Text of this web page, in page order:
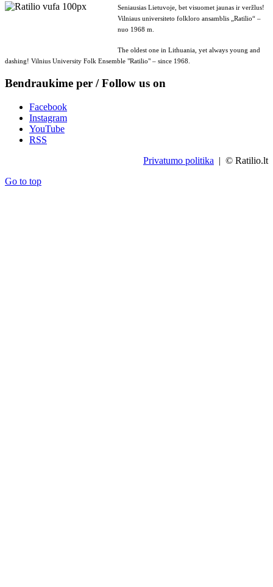
Seniausias Lietuvoje, bet visuomet jaunas ir veržlus!
Vilniaus universiteto folkloro ansamblis „Ratilio“ –
nuo 1968 m.
The oldest one in Lithuania, yet always young and
dashing! Vilnius University Folk Ensemble "Ratilio" – since 1968.
Bendraukime per / Follow us on
Facebook
Instagram
YouTube
RSS
Privatumo politika | © Ratilio.lt
Go to top